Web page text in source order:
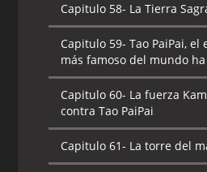
Capitulo 58- La Tierra
Capitulo 59- Tao PaiPai,
más famoso del mundo
Capitulo 60- La fuerza
contra Tao PaiPai
Capitulo 61- La torre del